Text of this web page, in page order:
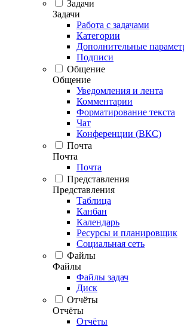
Задачи
Задачи
Работа с задачами
Категории
Дополнительные
Подписи
Общение
Общение
Уведомления и лента
Комментарии
Форматирование текста
Чат
Конференции (ВКС)
Почта
Почта
Почта
Представления
Представления
Таблица
Канбан
Календарь
Ресурсы и планировщик
Социальная сеть
Файлы
Файлы
Файлы задач
Диск
Отчёты
Отчёты
Отчёты